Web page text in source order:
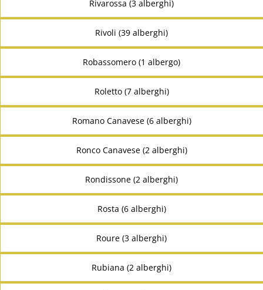
Rivarossa (3 alberghi)
Rivoli (39 alberghi)
Robassomero (1 albergo)
Roletto (7 alberghi)
Romano Canavese (6 alberghi)
Ronco Canavese (2 alberghi)
Rondissone (2 alberghi)
Rosta (6 alberghi)
Roure (3 alberghi)
Rubiana (2 alberghi)